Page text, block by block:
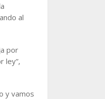
al
por
ley”,
y vamos